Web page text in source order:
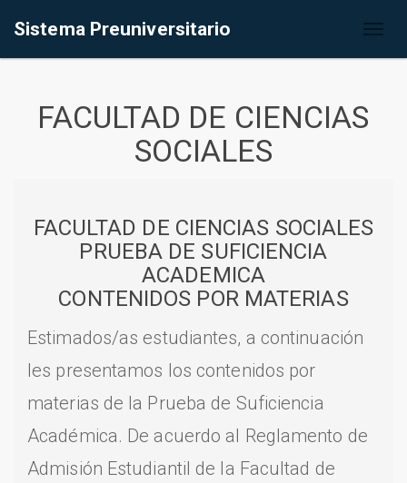
Sistema Preuniversitario
FACULTAD DE CIENCIAS
SOCIALES
FACULTAD DE CIENCIAS SOCIALES
PRUEBA DE SUFICIENCIA
ACADEMICA
CONTENIDOS POR MATERIAS
Estimados/as estudiantes, a continuación
les presentamos los contenidos por
materias de la Prueba de Suficiencia
Académica. De acuerdo al Reglamento de
Admisión Estudiantil de la Facultad de